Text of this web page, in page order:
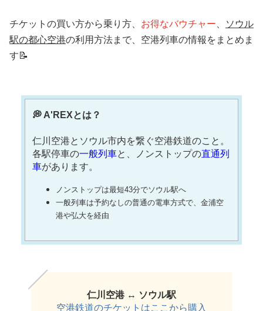
チケットの買い方から乗り方、 お得なバウチャー
ソウル
駅の都心空港の利用方法まで、空港列車の情報をまとめま
す📝
💭 A'REXとは？
仁川空港とソウル市内を繋ぐ空港鉄道のこと。
各駅停車の一般列車と、ノンストップの直通列
車があります。
ノンストップは最短43分でソウル駅へ
一般列車は予約なしの普通の電車方式で、金浦空
港や弘大を経由
仁川空港 ↔︎ ソウル駅
空港鉄道のチケットはここから購入